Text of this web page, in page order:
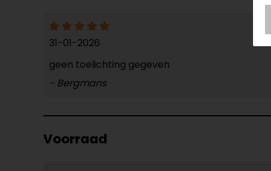
31-01-2026
geen toelichting gegeven
- Bergmans
Voorraad